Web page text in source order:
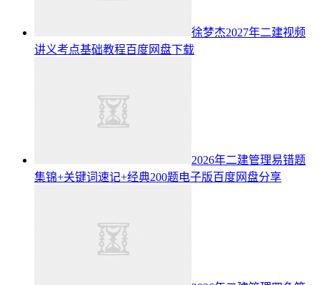
徐梦杰2027年二建视频
讲义考点基础教程百度网盘下载
2026年二建管理易错题
集锦+关键词速记+经典200题电子版百度网盘分享